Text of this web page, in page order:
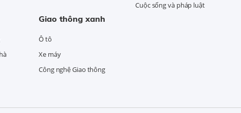
Cuộc sống và pháp luật
Giao thông xanh
Ô tô
Xe máy
Công nghệ Giao thông